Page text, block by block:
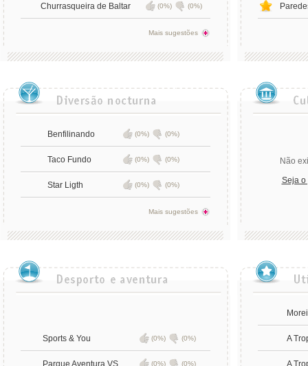
Churrasqueira de Baltar (0%) (0%)
Mais sugestões
Benfilinando (0%) (0%)
Taco Fundo (0%) (0%)
Star Ligth (0%) (0%)
Mais sugestões
Não
Seja o
Sports & You (0%) (0%)
Parque Aventura VS (0%) (0%)
A
A